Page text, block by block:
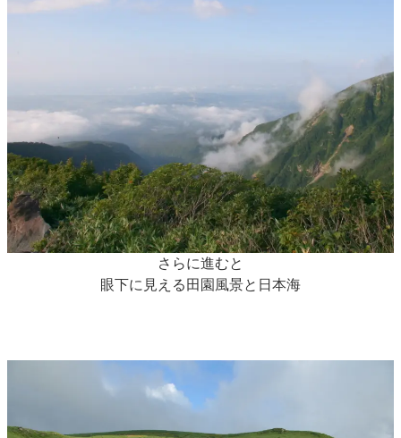
さらに進むと
眼下に見える田園風景と日本海